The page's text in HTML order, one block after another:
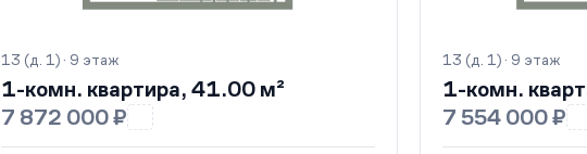
13 (д. 1) · 9 этаж
1-комн. квартира, 41.00 м²
7 872 000 ₽
13 (д. 1) · 9 этаж
1-комн.
7 554 000 ₽